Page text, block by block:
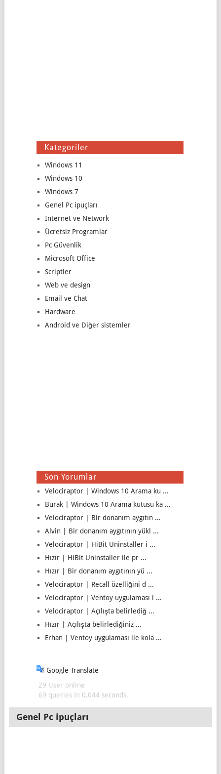
Kategoriler
Windows 11
Windows 10
Windows 7
Genel Pc ipuçları
Internet ve Network
Ücretsiz Programlar
Pc Güvenlik
Microsoft Office
Scriptler
Web ve design
Email ve Chat
Hardware
Android ve Diğer sistemler
Son Yorumlar
Velociraptor | Windows 10 Arama ku ...
Burak | Windows 10 Arama kutusu ka ...
Velociraptor | Bir donanım aygıtın ...
Alvin | Bir donanım aygıtının yükl ...
Velociraptor | HiBit Uninstaller i ...
Hızır | HiBit Uninstaller ile pr ...
Hızır | Bir donanım aygıtının yü ...
Velociraptor | Recall özelliğini d ...
Velociraptor | Ventoy uygulaması i ...
Velociraptor | Açılışta belirlediğ ...
Hızır | Açılışta belirlediğiniz ...
Erhan | Ventoy uygulaması ile kola ...
Google Translate
29 User online
69 queries in 0,044 seconds.
Genel Pc ipuçları